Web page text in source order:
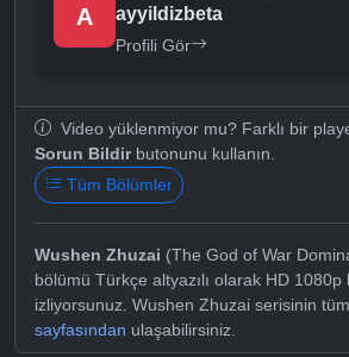
A ayyildizbeta
Profili Gör
Video yüklenmiyor mu? Farklı bir
Sorun Bildirbutonunu kullanın.
Tüm Bölümler
Wushen Zhuzai (The God of War
bölümü Türkçe altyazılı olarak HD 1080p
izliyorsunuz. Wushen Zhuzai serisinin
sayfasından ulaşabilirsiniz.